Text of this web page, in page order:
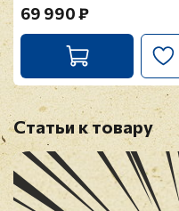
69 990 ₽
Статьи к товару